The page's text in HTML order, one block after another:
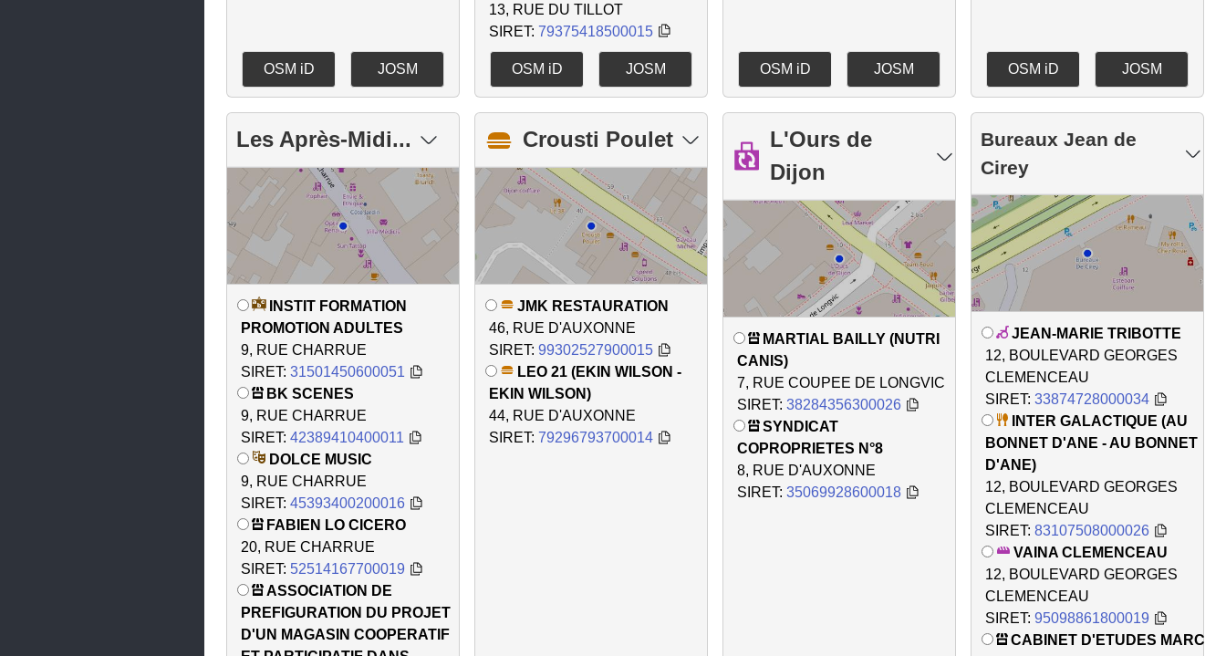
OSM iD JOSM
13, RUE DU TILLOT
SIRET: 79375418500015
OSM iD JOSM OSM iD JOSM OSM iD JOSM
Les Après-Midi...
INSTIT FORMATION
PROMOTION ADULTES
9, RUE CHARRUE
SIRET: 31501450600051
BK SCENES
9, RUE CHARRUE
SIRET: 42389410400011
DOLCE MUSIC
9, RUE CHARRUE
SIRET: 45393400200016
FABIEN LO CICERO
20, RUE CHARRUE
SIRET: 52514167700019
ASSOCIATION DE
PREFIGURATION DU PROJET
D'UN MAGASIN COOPERATIF
Crousti Poulet
JMK RESTAURATION
46, RUE D'AUXONNE
SIRET: 99302527900015
LEO 21 (EKIN WILSON -
EKIN WILSON)
44, RUE D'AUXONNE
SIRET: 79296793700014
L'Ours de
Dijon
MARTIAL BAILLY (NUTRI
CANIS)
7, RUE COUPEE DE LONGVIC
SIRET: 38284356300026
SYNDICAT
COPROPRIETES N°8
8, RUE D'AUXONNE
SIRET: 35069928600018
Bureaux Jean de
Cirey
JEAN-MARIE TRIBOTTE
12, BOULEVARD GEORGES
CLEMENCEAU
SIRET: 33874728000034
INTER GALACTIQUE (AU
BONNET D'ANE - AU BONNET
D'ANE)
12, BOULEVARD GEORGES
CLEMENCEAU
SIRET: 83107508000026
VAINA CLEMENCEAU
12, BOULEVARD GEORGES
CLEMENCEAU
SIRET: 95098861800019
CABINET D'ETUDES MARC